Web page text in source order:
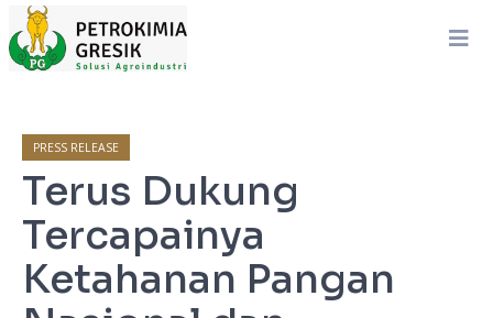
PRESS RELEASE
Terus Dukung
Tercapainya
Ketahanan Pangan